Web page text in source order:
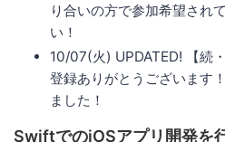
り合いの方で参加希望され
い！
10/07(火) UPDATED! 【続
登録ありがとうございます
ました！
SwiftでのiOSアプリ開発を